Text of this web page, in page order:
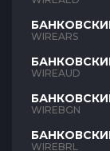
ARS
WIREARS
AUD
WIREAUD
BGN
WIREBGN
BRL
WIREBRL